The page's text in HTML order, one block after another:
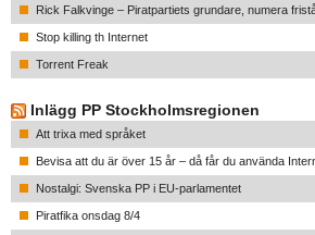
Rick Falkvinge – Piratpartiets grundare, numera
Stop killing th Internet
Torrent Freak
Inlägg PP Stockholmsregionen
Att trixa med språket
Bevisa att du är över 15 år – då får du använda
Nostalgi: Svenska PP i EU-parlamentet
Piratfika onsdag 8/4